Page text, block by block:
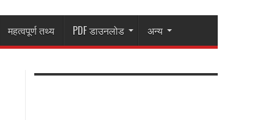
महत्वपूर्ण तथ्य PDF डाउनलोड अन्य